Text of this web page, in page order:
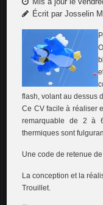
Écrit par Josselin
flash, volant au dessus
Ce CV facile à réaliser
remarquable de 2 à
thermiques sont
Une code de retenue
La conception et la
Trouillet.